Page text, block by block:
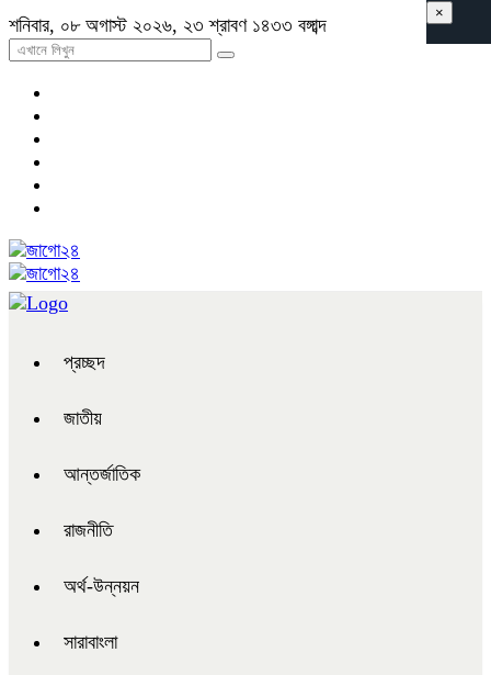
শনিবার, ০৮ অগাস্ট ২০২৬, ২৩ শ্রাবণ ১৪৩৩ বঙ্গাব্দ
প্রচ্ছদ
জাতীয়
আন্তর্জাতিক
রাজনীতি
অর্থ-উন্নয়ন
সারাবাংলা
×